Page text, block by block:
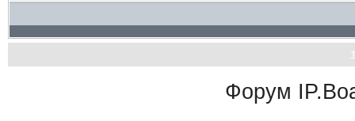
Форум